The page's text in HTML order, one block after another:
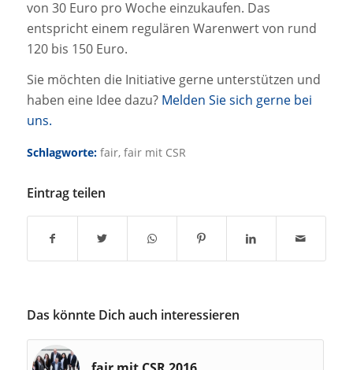
von 30 Euro pro Woche einzukaufen. Das
entspricht einem regulären Warenwert von rund
120 bis 150 Euro.
Sie möchten die Initiative gerne unterstützen und
haben eine Idee dazu? Melden Sie sich gerne bei
uns.
Schlagworte: fair, fair mit CSR
Eintrag teilen
Das könnte Dich auch interessieren